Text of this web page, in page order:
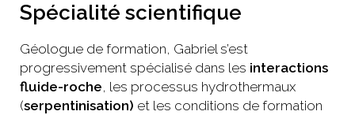
Spécialité scientifique
Géologue de formation, Gabriel s’est
progressivement spécialisé dans les interactions
fluide-roche, les processus hydrothermaux
(serpentinisation) et les conditions de formation